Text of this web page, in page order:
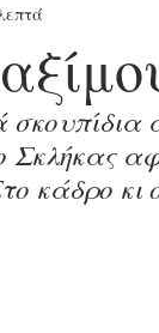
Κόσμος
Παπισμός-
Σκλήκας
κάδρο κι